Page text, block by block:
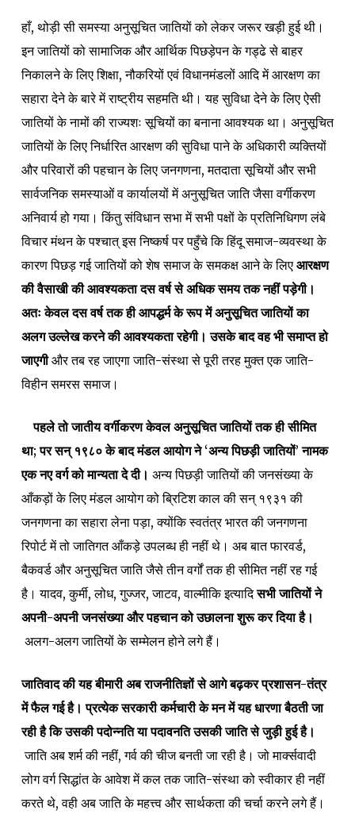
हाँ, थोड़ी सी समस्या अनुसूचित जातियों को लेकर जरूर खड़ी हुई थी।
इन जातियों को सामाजिक और आर्थिक पिछड़ेपन के गड्ढे से बाहर
निकालने के लिए शिक्षा, नौकरियों एवं विधानमंडलों आदि में आरक्षण का
सहारा देने के बारे में राष्ट्रीय सहमति थी। यह सुविधा देने के लिए ऐसी
जातियों के नामों की राज्यशः सूचियों का बनाना आवश्यक था। अनुसूचित
जातियों के लिए निर्धारित आरक्षण की सुविधा पाने के अधिकारी व्यक्तियों
और परिवारों की पहचान के लिए जनगणना, मतदाता सूचियों और सभी
सार्वजनिक समस्याओं व कार्यालयों में अनुसूचित जाति जैसा वर्गीकरण
अनिवार्य हो गया। किंतु संविधान सभा में सभी पक्षों के प्रतिनिधिगण लंबे
विचार मंथन के पश्चात् इस निष्कर्ष पर पहुँचे कि हिंदू समाज-व्यवस्था के
कारण पिछड़ गई जातियों को शेष समाज के समकक्ष आने के लिए आरक्षण
की वैसाखी की आवश्यकता दस वर्ष से अधिक समय तक नहीं पड़ेगी।
अतः केवल दस वर्ष तक ही आपद्धर्म के रूप में अनुसूचित जातियों का
अलग उल्लेख करने की आवश्यकता रहेगी। उसके बाद वह भी समाप्त हो
जाएगीऔर तब रह जाएगा जाति-संस्था से पूरी तरह मुक्त एक जाति-
विहीन समरस समाज।
पहले तो जातीय वर्गीकरण केवल अनुसूचित जातियों तक ही सीमित
था; पर सन् १९८० के बाद मंडल आयोग ने ‘अन्य पिछड़ी जातियों’नामक
एक नए वर्ग को मान्यता दे दी। अन्य पिछड़ी जातियों की जनसंख्या के
आँकड़ों के लिए मंडल आयोग को ब्रिटिश काल की सन् १९३१ की
जनगणना का सहारा लेना पड़ा, क्योंकि स्वतंत्र भारत की जनगणना
रिपोर्ट में तो जातिगत आँकड़े उपलब्ध ही नहीं थे। अब बात फारवर्ड,
बैकवर्ड और अनुसूचित जाति जैसे तीन वर्गों तक ही सीमित नहीं रह गई
है। यादव, कुर्मी, लोध, गुज्जर, जाटव, वाल्मीकि इत्यादिसभी जातियों ने
अपनी-अपनी जनसंख्या और पहचान को उछालना शुरू कर दिया है।
अलग-अलग जातियों के सम्मेलन होने लगे हैं।
जातिवाद की यह बीमारी अब राजनीतिज्ञों से आगे बढ़कर प्रशासन-तंत्र
में फैल गई है। प्रत्येक सरकारी कर्मचारी के मन में यह धारणा बैठती जा
रही है कि उसकी पदोन्नति या पदावनति उसकी जाति से जुड़ी हुई है।
जाति अब शर्म की नहीं, गर्व की चीज बनती जा रही है। जो मार्क्सवादी
लोग वर्ग सिद्धांत के आवेश में कल तक जाति-संस्था को स्वीकार ही नहीं
करते थे, वही अब जाति के महत्त्व और सार्थकता की चर्चा करने लगे हैं।